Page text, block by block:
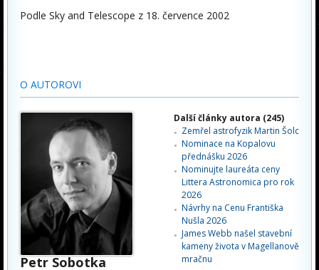
Podle Sky and Telescope z 18. července 2002
O AUTOROVI
Petr Sobotka
Další články autora (245)
Zemřel astrofyzik Martin Šolc
Nominace na Kopalovu
přednášku 2026
Nominujte laureáta ceny
Littera Astronomica pro rok
2026
Návrhy na Cenu Františka
Nušla 2026
James Webb našel stavební
kameny života v Magellanově
mračnu